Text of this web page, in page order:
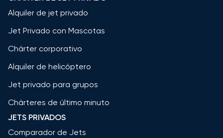
Alquiler de jet privado
Jet Privado con Mascotas
Chárter corporativo
Alquiler de helicóptero
Jet privado para grupos
Chárteres de último minuto
JETS PRIVADOS
Comparador de Jets